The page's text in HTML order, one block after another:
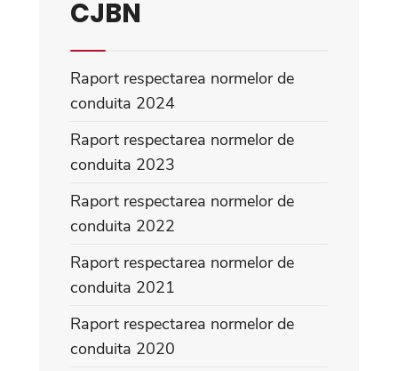
CJBN
Raport respectarea normelor de
conduita 2024
Raport respectarea normelor de
conduita 2023
Raport respectarea normelor de
conduita 2022
Raport respectarea normelor de
conduita 2021
Raport respectarea normelor de
conduita 2020